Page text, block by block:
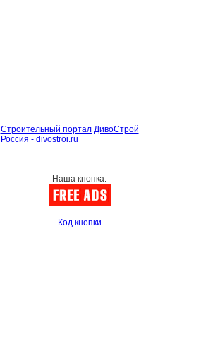
Строительный портал ДивоСтрой
Россия - divostroi.ru
Наша кнопка:
Код кнопки